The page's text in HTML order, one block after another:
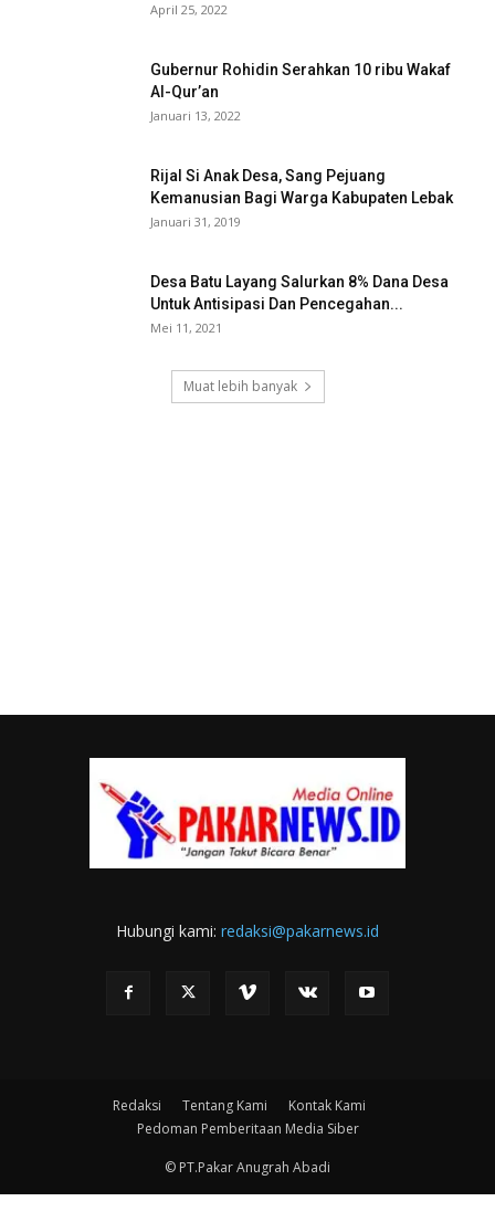
April 25, 2022
Gubernur Rohidin Serahkan 10 ribu Wakaf
Al-Qur’an
Januari 13, 2022
Rijal Si Anak Desa, Sang Pejuang
Kemanusian Bagi Warga Kabupaten Lebak
Januari 31, 2019
Desa Batu Layang Salurkan 8% Dana Desa
Untuk Antisipasi Dan Pencegahan...
Mei 11, 2021
Muat lebih banyak
Hubungi kami: redaksi@pakarnews.id
Redaksi Tentang Kami
Kontak Kami
Pedoman Pemberitaan Media Siber
© PT.Pakar Anugrah Abadi